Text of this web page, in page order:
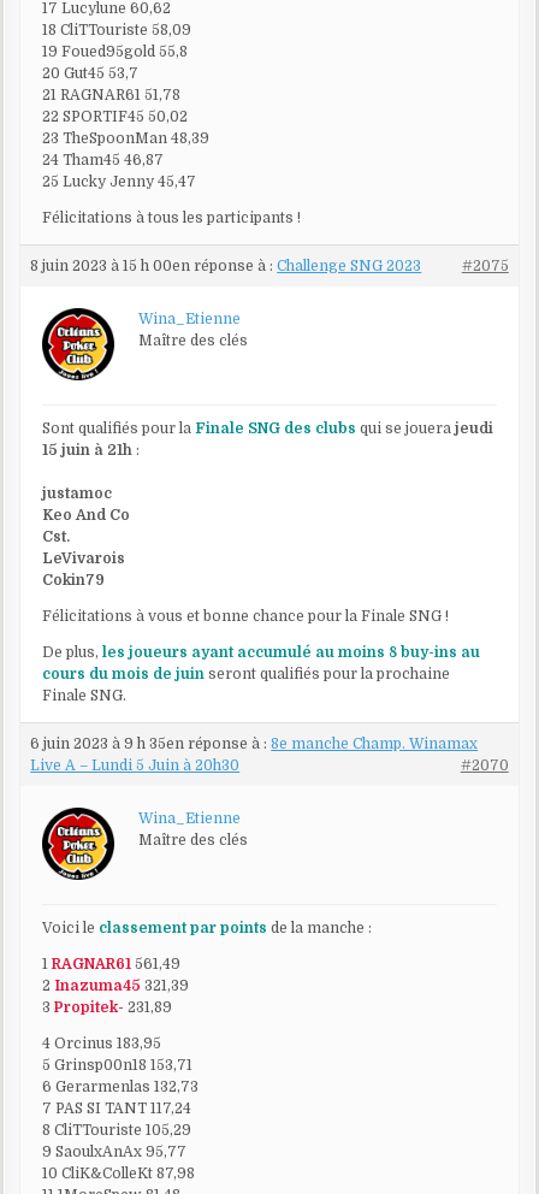
17 Lucylune 60,62
18 CliTTouriste 58,09
19 Foued95gold 55,8
20 Gut45 53,7
21 RAGNAR61 51,78
22 SPORTIF45 50,02
23 TheSpoonMan 48,39
24 Tham45 46,87
25 Lucky Jenny 45,47
Félicitations à tous les participants !
8 juin 2023 à 15 h 00en réponse à :Challenge SNG 2023 #2075
Wina_Etienne
Maître des clés
Sont qualifiés pour laFinale SNG des clubs qui se jouerajeudi
15 juin à 21h :
justamoc
Keo And Co
Cst.
LeVivarois
Cokin79
Félicitations à vous et bonne chance pour la Finale SNG !
De plus,les joueurs ayant accumulé au moins 8 buy-ins au
cours du mois de juin seront qualifiés pour la prochaine
Finale SNG.
6 juin 2023 à 9 h 35en réponse à :8e manche Champ. Winamax
Live A – Lundi 5 Juin à 20h30
#2070
Wina_Etienne
Maître des clés
Voici le classement par points de la manche :
1RAGNAR61 561,49
2 Inazuma45 321,39
3Propitek- 231,89
4 Orcinus 183,95
5 Grinsp00n18 153,71
6 Gerarmenlas 132,73
7 PAS SI TANT 117,24
8 CliTTouriste 105,29
9 SaoulxAnAx 95,77
10 CliK&ColleKt 87,98